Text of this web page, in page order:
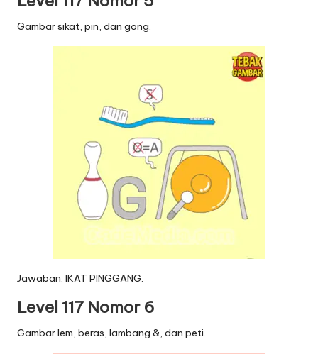
Gambar sikat, pin, dan gong.
Jawaban: IKAT PINGGANG.
Level 117 Nomor 6
Gambar lem, beras, lambang &, dan peti.